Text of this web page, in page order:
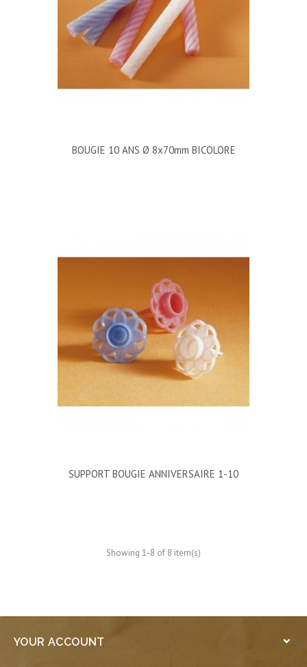
BOUGIE 10 ANS Ø 8x70mm BICOLORE
SUPPORT BOUGIE ANNIVERSAIRE 1-10
Showing 1-8 of 8 item(s)
YOUR ACCOUNT 